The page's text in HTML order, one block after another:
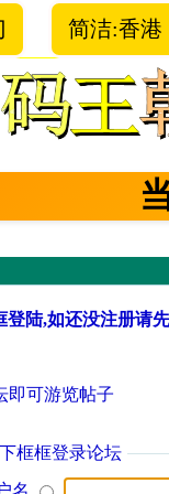
简洁:香港
陆,如还没注册请
即可游览帖子
框框登录论坛
名